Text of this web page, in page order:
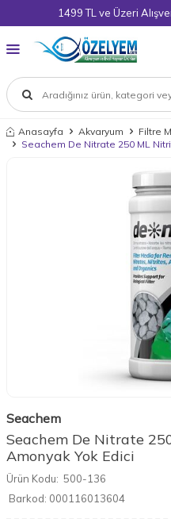
1499 TL ve Üzeri
Anasayfa Akvaryum
Filtre
Seachem De Nitrate 250 ML
Seachem
Seachem De Nitrate
Amonyak Yok Edici
Ürün Kodu: 500-136
Barkod: 000116013604